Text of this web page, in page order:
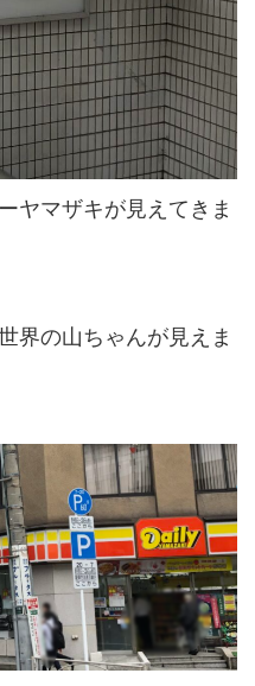
ヤマザキが見えてきま
界の山ちゃんが見えま